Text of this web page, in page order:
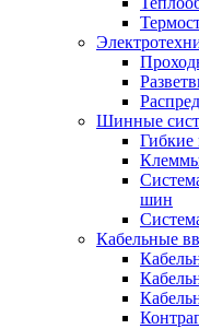
Шинные
Клеммы
шин
Кабельные